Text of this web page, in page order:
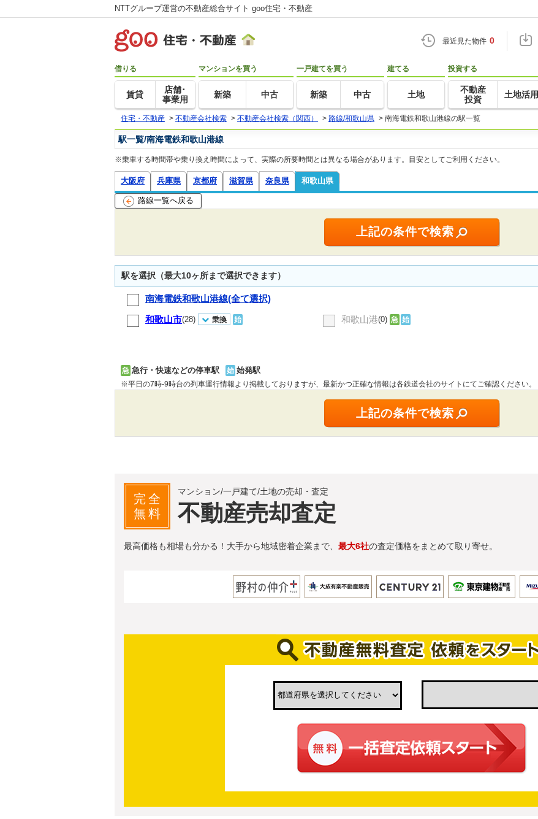
NTTグループ運営の不動産総合サイト goo住宅・不動産
最近見た物件 0
借りる
賃貸
店舗･
事業用
マンションを買う
新築 中古
一戸建てを買う
新築 中古
建てる
土地
投資する
不動産
投資
土地活用
住宅・不動産 > 不動産会社検索 > 不動産会社検索（関西） > 路線/和歌山県 > 南海電鉄和歌山港線の駅一覧
駅一覧/南海電鉄和歌山港線
※乗車する時間帯や乗り換え時間によって、実際の所要時間とは異なる場合があります。目安としてご利用ください。
大阪府 兵庫県 京都府 滋賀県 奈良県 和歌山県
路線一覧へ戻る
駅を選択（最大10ヶ所まで選択できます）
南海電鉄和歌山港線(全て選択)
和歌山市(28) 乗換 始 和歌山港(0) 急 始
急 急行・快速などの停車駅 始 始発駅
※平日の7時-9時台の列車運行情報より掲載しておりますが、最新かつ正確な情報は各鉄道会社のサイトにてご確認ください。
完全
無料
マンション/一戸建て/土地の売却・査定
不動産売却査定
最高価格も相場も分かる！大手から地域密着企業まで、 最大6社の査定価格をまとめて取り寄せ。